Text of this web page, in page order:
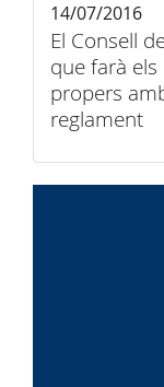
El Consell
que farà
propers
reglament
14/07/2016